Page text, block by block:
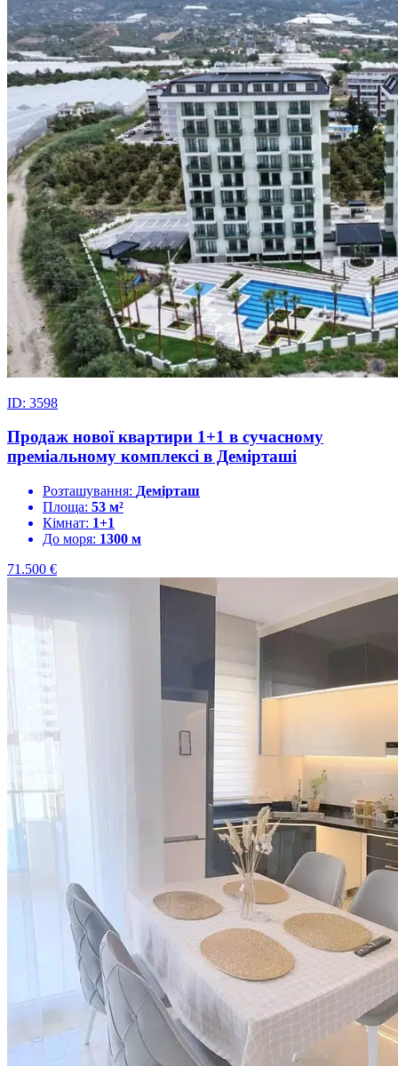
ID: 3598
Продаж нової квартири 1+1 в сучасному
преміальному комплексі в Демірташі
Розташування: Демірташ
Площа: 53 м²
Кімнат: 1+1
До моря: 1300 м
71.500 €